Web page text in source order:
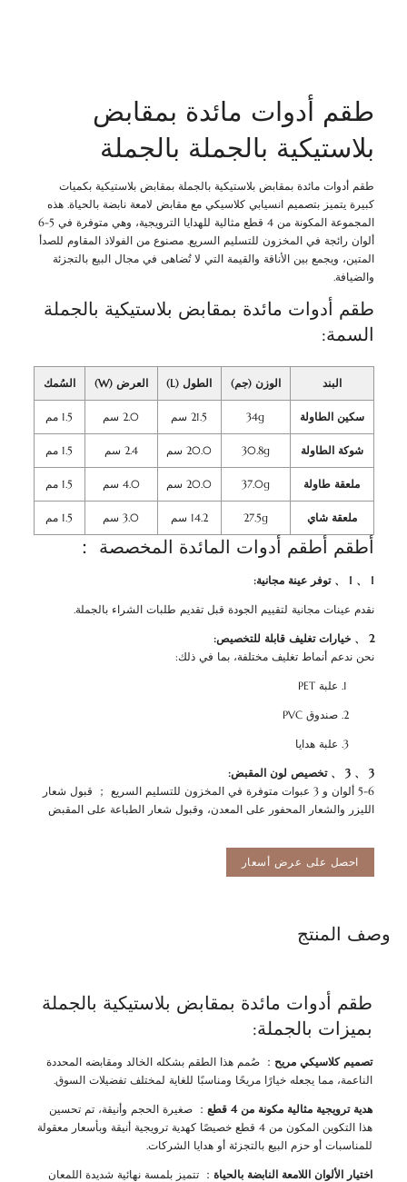
طقم أدوات مائدة بمقابض
بلاستيكية بالجملة بالجملة
طقم أدوات مائدة بمقابض بلاستيكية بالجملة بمقابض بلاستيكية بكميات
كبيرة يتميز بتصميم انسيابي كلاسيكي مع مقابض لامعة نابضة بالحياة. هذه
المجموعة المكونة من 4 قطع مثالية للهدايا الترويجية، وهي متوفرة في 5-6
ألوان رائجة في المخزون للتسليم السريع. مصنوع من الفولاذ المقاوم للصدأ
المتين، ويجمع بين الأناقة والقيمة التي لا تُضاهى في مجال البيع بالتجزئة
والضيافة.
طقم أدوات مائدة بمقابض بلاستيكية بالجملة
السمة:
البند الوزن (جم) الطول (L) العرض (W) السُمك
سكين الطاولة 34g 21.5 سم 2.0 سم 1.5 مم
شوكة الطاولة 30.8g 20.0 سم 2.4 سم 1.5 مم
ملعقة طاولة 37.0g 20.0 سم 4.0 سم 1.5 مم
ملعقة شاي 27.5g 14.2 سم 3.0 سم 1.5 مم
أطقم أطقم أدوات المائدة المخصصة ：
1 、 1 、 توفر عينة مجانية:
نقدم عينات مجانية لتقييم الجودة قبل تقديم طلبات الشراء بالجملة.
2 、 خيارات تغليف قابلة للتخصيص:
نحن ندعم أنماط تغليف مختلفة، بما في ذلك:
علبة PET
صندوق PVC
علبة هدايا
3 、 3 、 تخصيص لون المقبض:
5-6 ألوان و 3 عبوات متوفرة في المخزون للتسليم السريع ； قبول شعار
الليزر والشعار المحفور على المعدن، وقبول شعار الطباعة على المقبض
احصل على عرض أسعار
وصف المنتج
طقم أدوات مائدة بمقابض بلاستيكية بالجملة
بميزات بالجملة:
تصميم كلاسيكي مريح ： صُمم هذا الطقم بشكله الخالد ومقابضه المحددة
الناعمة، مما يجعله خيارًا مريحًا ومناسبًا للغاية لمختلف تفضيلات السوق.
هدية ترويجية مثالية مكونة من 4 قطع
： صغيرة الحجم وأنيقة، تم تحسين
هذا التكوين المكون من 4 قطع خصيصًا كهدية ترويجية أنيقة وبأسعار معقولة
للمناسبات أو حزم البيع بالتجزئة أو هدايا الشركات.
اختيار الألوان اللامعة النابضة بالحياة： تتميز بلمسة نهائية شديدة اللمعان